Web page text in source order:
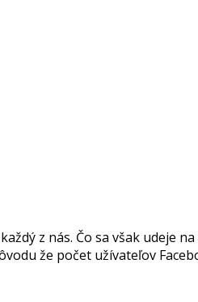
z nás. Čo sa však udeje
že počet užívateľov